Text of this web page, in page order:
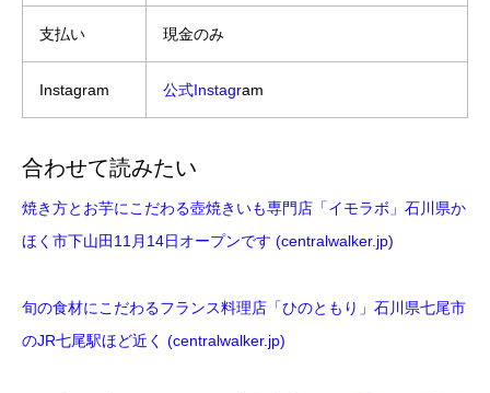
支払い 現金のみ
Instagram 公式Instagram
合わせて読みたい
焼き方とお芋にこだわる壺焼きいも専門店「イモラボ」石川県か
ほく市下山田11月14日オープンです (centralwalker.jp)
旬の食材にこだわるフランス料理店「ひのともり」石川県七尾市
のJR七尾駅ほど近く (centralwalker.jp)